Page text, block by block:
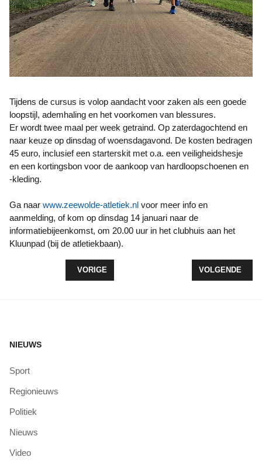
Tijdens de cursus is volop aandacht voor zaken als een goede
loopstijl, ademhaling en het voorkomen van blessures.
Er wordt twee maal per week getraind. Op zaterdagochtend en
naar keuze op dinsdag of woensdagavond. De kosten bedragen
45 euro, inclusief een starterskit met o.a. een veiligheidshesje
en een kortingsbon voor de aankoop van hardloopschoenen en
-kleding.
Ga naar www.zeewolde-atletiek.nl voor meer info en
aanmelding, of kom op dinsdag 14 januari naar de
informatiebijeenkomst, om 20.00 uur in het clubhuis aan het
Kluunpad (bij de atletiekbaan).
VORIG ARTIKEL: LOKO LOOP: PITTIG WEER EN
VORIGE VOLGENDE
VOLGENDE
NIEUWS
Sport
Regionieuws
Politiek
Nieuws
Video